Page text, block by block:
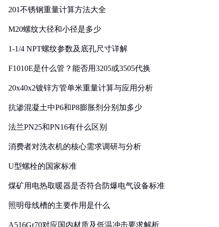
201不锈钢重量计算方法大全
M20螺纹大径和小径是多少
1-1/4 NPT螺纹参数及底孔尺寸详解
F1010E是什么管？能否用3205或3505代换
20x40x2镀锌方管单米重量计算与应用分析
抗渗混凝土中P6和P8膨胀剂分别加多少
法兰PN25和PN16有什么区别
消费者对洗衣机的核心需求调研与分析
U型螺栓的国家标准
煤矿用电热取暖器是否符合防爆电气设备标准
照明母线槽的主要作用是什么
A516Gr70对应国内材质及低温冲击要求解析